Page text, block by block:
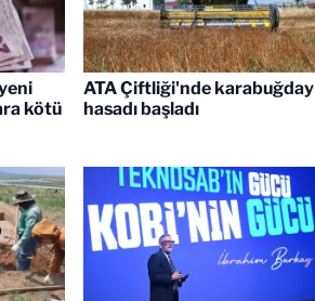
kötü
ATA Çiftliği'nde karabuğday
hasadı başladı